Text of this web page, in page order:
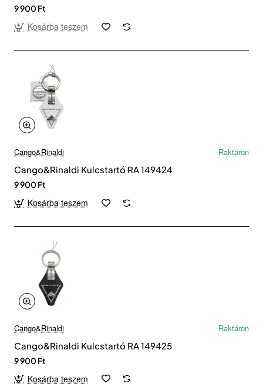
9 900 Ft
Kosárba teszem
Cango&Rinaldi
Raktáron
Cango&Rinaldi Kulcstartó RA 149424
9 900 Ft
Kosárba teszem
Cango&Rinaldi
Raktáron
Cango&Rinaldi Kulcstartó RA 149425
9 900 Ft
Kosárba teszem